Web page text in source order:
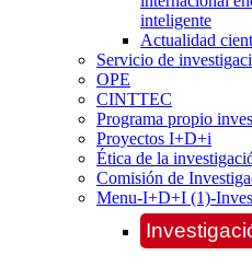
inteligente
Actualidad
Servicio de
OPE
CINTTEC
Programa propio
Proyectos I+D+i
Ética de la
Comisión de
Menu-I+D+I (1)-